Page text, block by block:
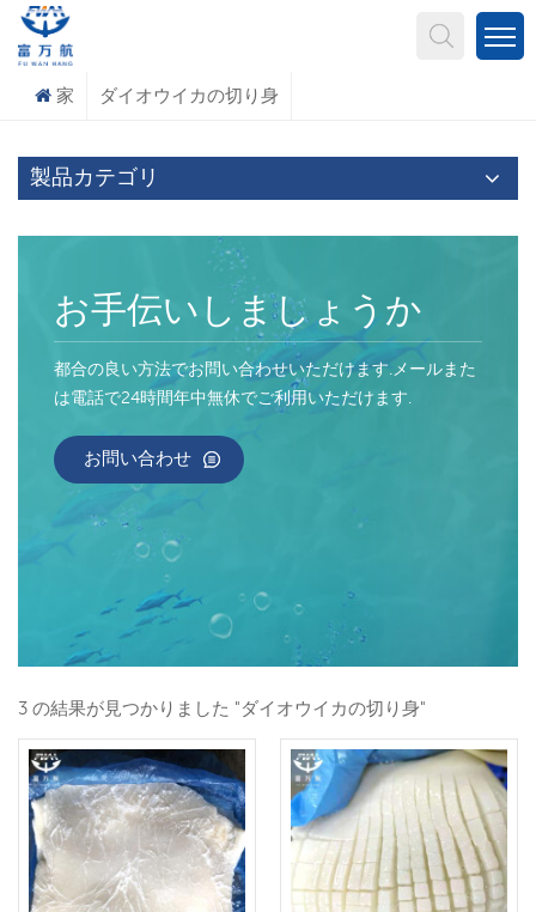
家 ダイオウイカの切り身
製品カテゴリ
お手伝いしましょうか
都合の良い方法でお問い合わせいただけます.メールまた
は電話で24時間年中無休でご利用いただけます.
お問い合わせ
3 の結果が見つかりました "ダイオウイカの切り身"